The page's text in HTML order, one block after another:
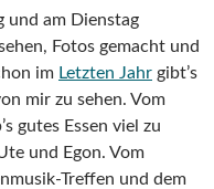
und am Dienstag
Fotos gemacht und
im Letzten Jahr gibt’s
mir zu sehen. Vom
gutes Essen viel zu
und Egon. Vom
Treffen und dem